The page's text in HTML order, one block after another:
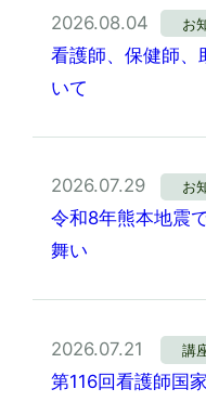
2026.08.04 お
看護師、保健師、
いて
2026.07.29 お
令和8年熊本地震
舞い
2026.07.21 講
第116回看護師国